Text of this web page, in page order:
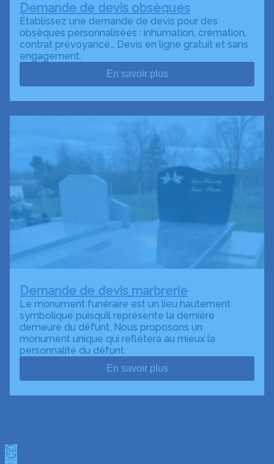
Demande de devis obsèques
Établissez une demande de devis pour des
obsèques personnalisées : inhumation, crémation,
contrat prévoyance… Devis en ligne gratuit et sans
engagement.
En savoir plus
Demande de devis marbrerie
Le monument funéraire est un lieu hautement
symbolique puisqu’il représente la dernière
demeure du défunt. Nous proposons un
monument unique qui reflétera au mieux la
personnalité du défunt.
En savoir plus